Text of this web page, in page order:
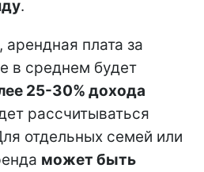
.
плата за
в среднем будет
25-30% дохода
рассчитываться
отдельных семей или
может быть